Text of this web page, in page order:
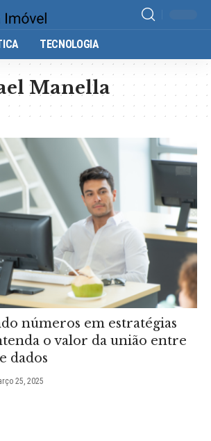
TECNOLOGIA
Manella
números em estratégias
o valor da união entre
dados
25, 2025